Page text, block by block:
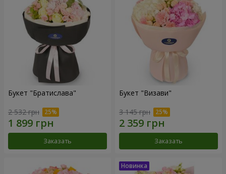
Букет "Братислава"
2 532 грн
Заказать
Букет "Визави"
3 145 грн
Заказать